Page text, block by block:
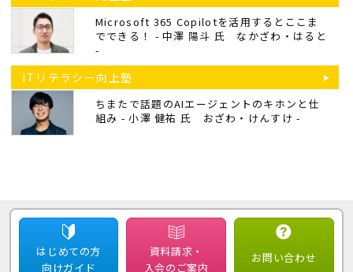
Microsoft 365 Copilotを活用するとここま
でできる！ - 中澤 陽斗 氏 なかざわ・はると
-
ITリテラシー向上塾
ちまたで話題のAIエージェントのキホンと仕
組み - 小澤 健祐 氏 おざわ・けんすけ -
はじめての方
向けガイド
資料請求・
入会のご案内
お問い合わせ